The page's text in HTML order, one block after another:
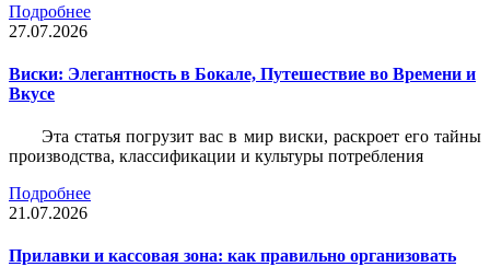
Подробнее
27.07.2026
Виски: Элегантность в Бокале, Путешествие во Времени и
Вкусе
Эта статья погрузит вас в мир виски, раскроет его тайны
производства, классификации и культуры потребления
Подробнее
21.07.2026
Прилавки и кассовая зона: как правильно организовать